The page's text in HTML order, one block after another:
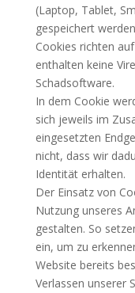
(Laptop, Tablet,
gespeichert
Cookies richten
enthalten keine
Schadsoftware.
In dem Cookie
sich jeweils im
eingesetzten
nicht, dass wir
Identität erhalten.
Der Einsatz von
Nutzung unseres
gestalten. So
ein, um zu
Website bereits
Verlassen unserer